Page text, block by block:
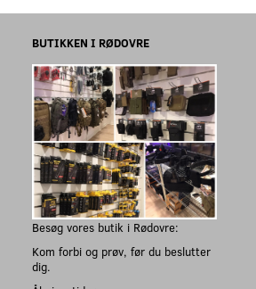
BUTIKKEN I RØDOVRE
Besøg vores butik i Rødovre:
Kom forbi og prøv, før du beslutter
dig.